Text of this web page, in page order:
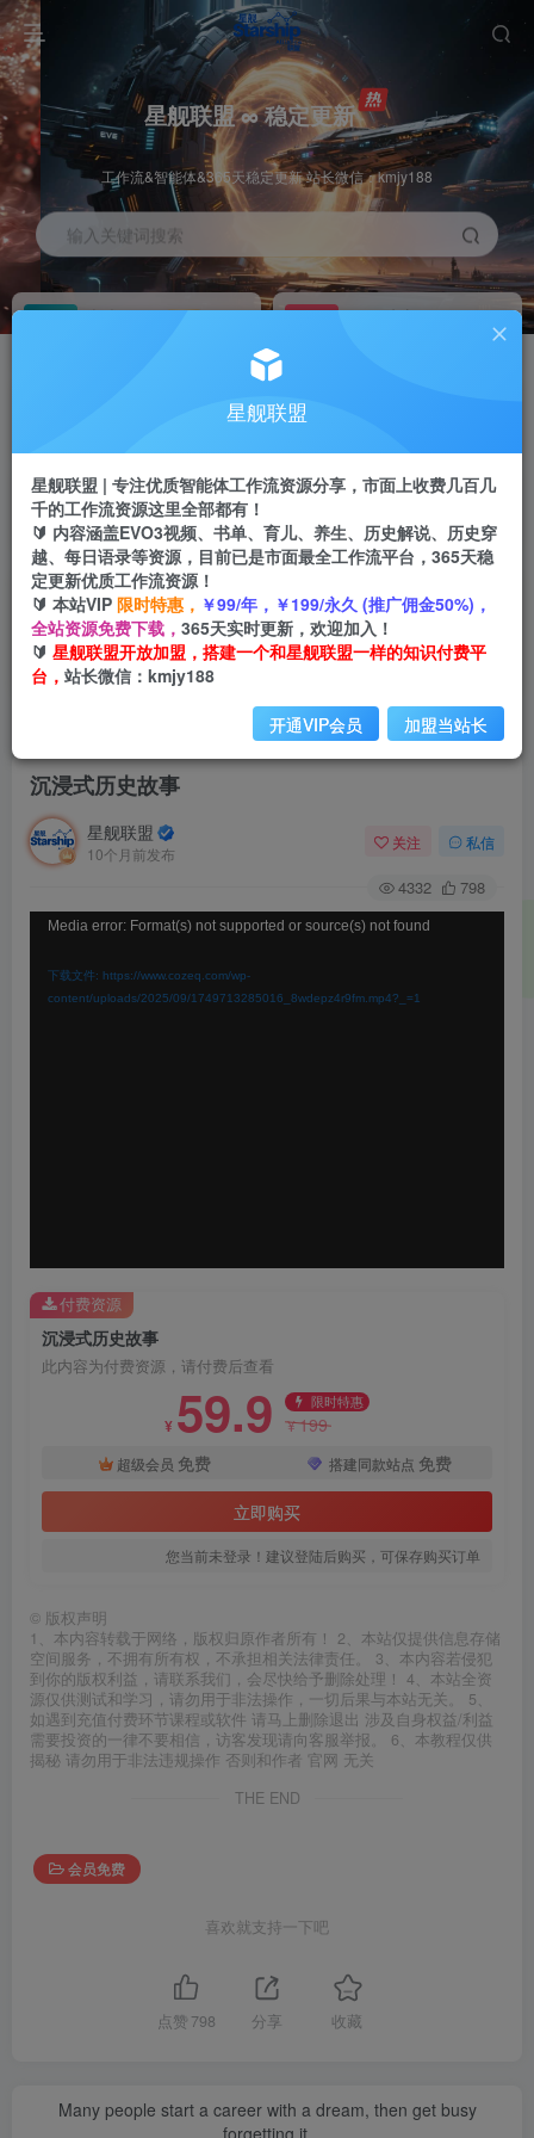
星舰联盟 ∞ 稳定更新
工作流&智能体&365天稳定更新 站长微信：kmjy188
输入关键词搜索
加入会员 工作流主页
每周免费工作流体验
站长招募
推荐
项目周期预估10年
沉浸式历史故事
星舰联盟
10个月前发布
关注 私信
4332 798
Media error: Format(s) not supported or source(s) not found
下载文件: https://www.cozeq.com/wp-
content/uploads/2025/09/1749713285016_8wdepz4r9fm.mp4?_=1
沉浸式历史故事
此内容为付费资源，请付费后查看
¥ 59.9 限时特惠
¥199
超级会员 免费 搭建同款站点 免费
立即购买
您当前未登录！建议登陆后购买，可保存购买订单
付费资源
© 版权声明
1、本内容转载于网络，版权归原作者所有！ 2、本站仅提供信息存储
空间服务，不拥有所有权，不承担相关法律责任。 3、本内容若侵犯
到你的版权利益，请联系我们，会尽快给予删除处理！ 4、本站全资
源仅供测试和学习，请勿用于非法操作，一切后果与本站无关。 5、
如遇到充值付费环节课程或软件 请马上删除退出 涉及自身权益/利益
需要投资的一律不要相信，访客发现请向客服举报。 6、本教程仅供
揭秘 请勿用于非法违规操作 否则和作者 官网 无关
THE END
会员免费
喜欢就支持一下吧
点赞 798 分享 收藏
Many people start a career with a dream, then get busy
星舰联盟
星舰联盟 | 专注优质智能体工作流资源分享，市面上收费几百几
千的工作流资源这里全部都有！
🔰 内容涵盖EVO3视频、书单、育儿、养生、历史解说、历史穿
越、每日语录等资源，目前已是市面最全工作流平台，365天稳
定更新优质工作流资源！
🔰 本站VIP 限时特惠， ￥99/年，￥199/永久 (推广佣金50%)，
全站资源免费下载， 365天实时更新，欢迎加入！
🔰 星舰联盟开放加盟，搭建一个和星舰联盟一样的知识付费平
台， 站长微信：kmjy188
开通VIP会员 加盟当站长